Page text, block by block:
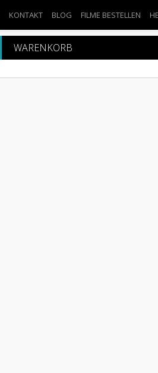
KONTAKT BLOG FILME BESTELLEN
WARENKORB